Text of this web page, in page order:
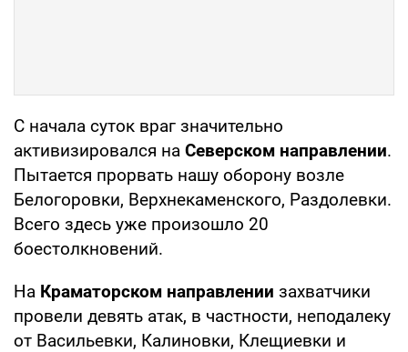
С начала суток враг значительно
активизировался на Северском направлении.
Пытается прорвать нашу оборону возле
Белогоровки, Верхнекаменского, Раздолевки.
Всего здесь уже произошло 20
боестолкновений.
На Краматорском направлении захватчики
провели девять атак, в частности, неподалеку
от Васильевки, Калиновки, Клещиевки и